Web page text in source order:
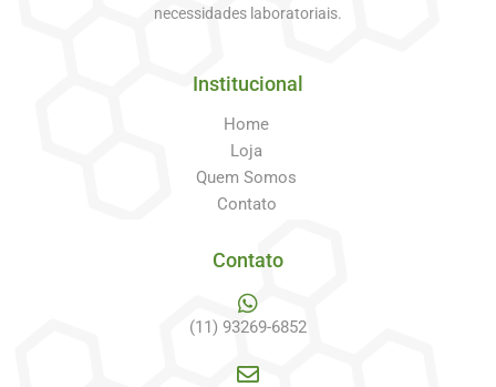
necessidades laboratoriais.
Institucional
Home
Loja
Quem Somos
Contato
Contato
(11) 93269-6852